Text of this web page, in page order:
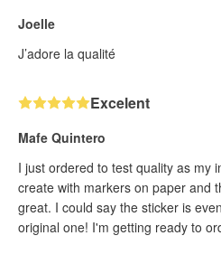
Joelle
J’adore la qualité
Excelent
Mafe Quintero
I just ordered to test quality as my
create with markers on paper and
great. I could say the sticker is
original one! I'm getting ready to